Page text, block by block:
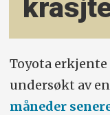
Toyota erkjente
undersøkt av
måneder